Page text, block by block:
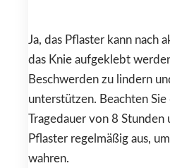
Ja, das Pflaster kann nach
das Knie aufgeklebt
Beschwerden zu lindern
unterstützen. Beachten Sie
Tragedauer von 8 Stunden
Pflaster regelmäßig aus,
wahren.